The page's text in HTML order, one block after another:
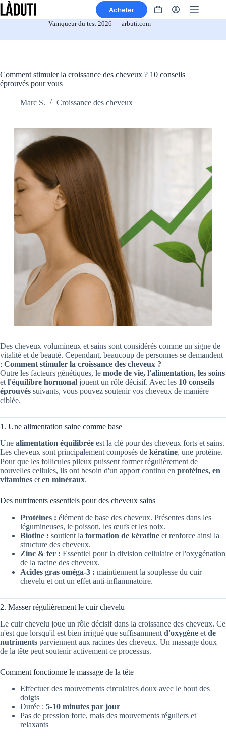
Aller
au
Acheter Panier
Vainqueur du test 2026 — arbuti.com
Comment stimuler la croissance des cheveux ? 10 conseils
éprouvés pour vous
Marc S. Croissance des cheveux
Des cheveux volumineux et sains sont considérés comme un signe de
vitalité et de beauté. Cependant, beaucoup de personnes se demandent
: Comment stimuler la croissance des cheveux ?
Outre les facteurs génétiques, le mode de vie, l'alimentation, les soins
et l'équilibre hormonal jouent un rôle décisif. Avec les 10 conseils
éprouvés suivants, vous pouvez soutenir vos cheveux de manière
ciblée.
1. Une alimentation saine comme base
Une alimentation équilibrée est la clé pour des cheveux forts et sains.
Les cheveux sont principalement composés de kératine, une protéine.
Pour que les follicules pileux puissent former régulièrement de
nouvelles cellules, ils ont besoin d'un apport continu en protéines, en
vitamines et en minéraux.
Des nutriments essentiels pour des cheveux sains
Protéines : élément de base des cheveux. Présentes dans les
légumineuses, le poisson, les œufs et les noix.
Biotine : soutient la formation de kératine et renforce ainsi la
structure des cheveux.
Zinc & fer : Essentiel pour la division cellulaire et l'oxygénation
de la racine des cheveux.
Acides gras oméga-3 : maintiennent la souplesse du cuir
chevelu et ont un effet anti-inflammatoire.
2. Masser régulièrement le cuir chevelu
Le cuir chevelu joue un rôle décisif dans la croissance des cheveux. Ce
n'est que lorsqu'il est bien irrigué que suffisamment d'oxygène et de
nutriments parviennent aux racines des cheveux. Un massage doux
de la tête peut soutenir activement ce processus.
Comment fonctionne le massage de la tête
Effectuer des mouvements circulaires doux avec le bout des
doigts
Durée : 5-10 minutes par jour
Pas de pression forte, mais des mouvements réguliers et
relaxants